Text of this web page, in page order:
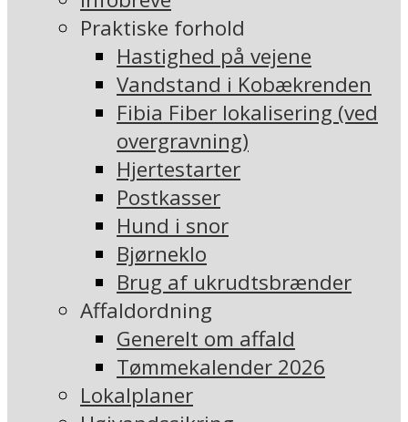
Praktiske forhold
Hastighed på vejene
Vandstand i Kobækrenden
Fibia Fiber lokalisering (ved
overgravning)
Hjertestarter
Postkasser
Hund i snor
Bjørneklo
Brug af ukrudtsbrænder
Affaldordning
Generelt om affald
Tømmekalender 2026
Lokalplaner